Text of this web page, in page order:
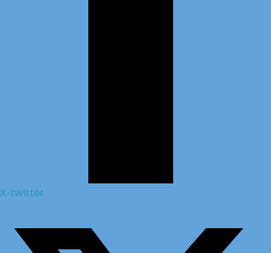
X-twitter